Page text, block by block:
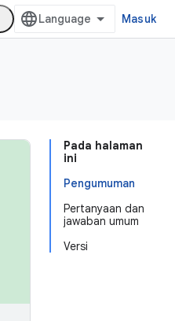
Masuk
Pada halaman
ini
Pengumuman
Pertanyaan dan
jawaban umum
Versi